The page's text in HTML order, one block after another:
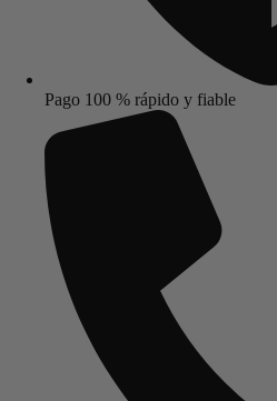
Pago 100 % rápido y fiable